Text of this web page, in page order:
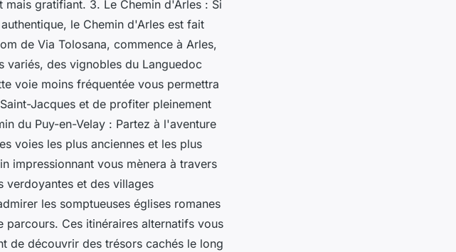
gratifiant. 3. Le Chemin d'Arles : Si
le Chemin d'Arles est fait
de Via Tolosana, commence à Arles,
variés, des vignobles du Languedoc
voie moins fréquentée vous permettra
Jacques et de profiter pleinement
du Puy-en-Velay : Partez à l'aventure
voies les plus anciennes et les plus
impressionnant vous mènera à travers
verdoyantes et des villages
les somptueuses églises romanes
Ces itinéraires alternatifs vous
de découvrir des trésors cachés le long